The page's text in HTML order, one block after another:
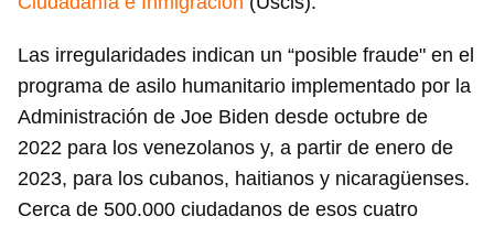
Las irregularidades indican un “posible fraude" en el
programa de asilo humanitario implementado por la
Administración de Joe Biden desde octubre de
2022 para los venezolanos y, a partir de enero de
2023, para los cubanos, haitianos y nicaragüenses.
Cerca de 500.000 ciudadanos de esos cuatro